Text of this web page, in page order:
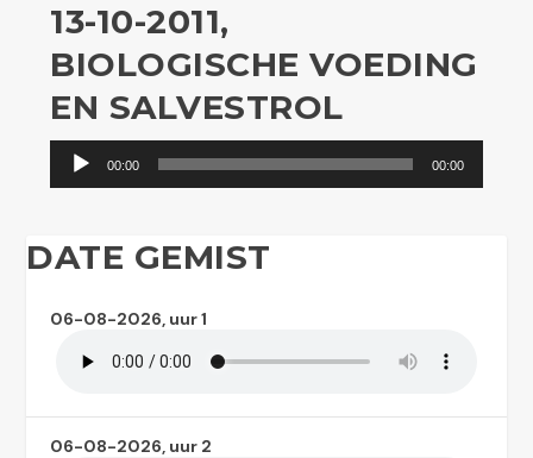
13-10-2011,
BIOLOGISCHE VOEDING
EN SALVESTROL
Audiospeler
00:00 00:00
DATE GEMIST
06-08-2026, uur 1
06-08-2026, uur 2